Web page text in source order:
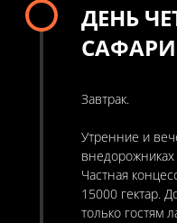
ДЕНЬ
САФАРИ
Завтрак.
Утренние и
Частная
15000 гектар.
только гостям